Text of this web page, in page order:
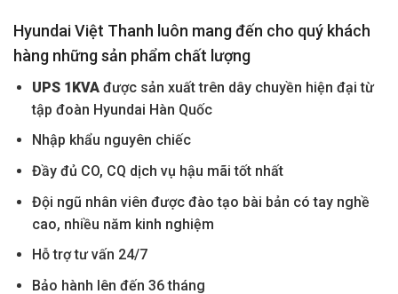
Hyundai Việt Thanh luôn mang đến cho quý khách
hàng những sản phẩm chất lượng
UPS 1KVAđược sản xuất trên dây chuyền hiện đại từ
tập đoàn Hyundai Hàn Quốc
Nhập khẩu nguyên chiếc
Đầy đủ CO, CQ dịch vụ hậu mãi tốt nhất
Đội ngũ nhân viên được đào tạo bài bản có tay nghề
cao, nhiều năm kinh nghiệm
Hỗ trợ tư vấn 24/7
Bảo hành lên đến 36 tháng